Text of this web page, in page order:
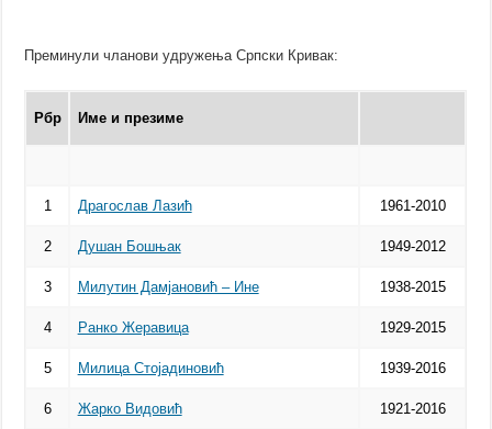
Преминули чланови удружења Српски Кривак:
Рбр Име и презиме
1 Драгослав Лазић 1961-2010
2 Душан Бошњак 1949-2012
3 Милутин Дамјановић – Ине 1938-2015
4 Ранко Жеравица 1929-2015
5 Милица Стојадиновић 1939-2016
6 Жарко Видовић 1921-2016